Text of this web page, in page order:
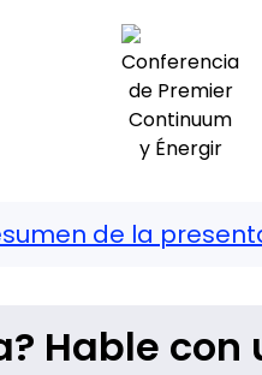
Conferencia
de Premier
Continuum
y Énergir
de la
Hable con